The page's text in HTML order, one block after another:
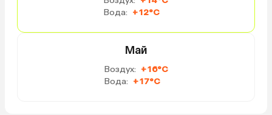
Вода: +12°C
Май
Воздух: +16°C
Вода: +17°C